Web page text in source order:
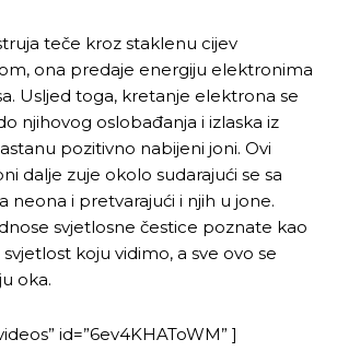
teče kroz staklenu cijev
ona predaje energiju elektronima
Usljed toga, kretanje elektrona se
njihovog oslobađanja i izlaska iz
pozitivno nabijeni joni. Ovi
dalje zuje okolo sudarajući se sa
neona i pretvarajući i njih u jone.
svjetlosne čestice poznate kao
koju vidimo, a sve ovo se
oka.
id=”6ev4KHAToWM” ]